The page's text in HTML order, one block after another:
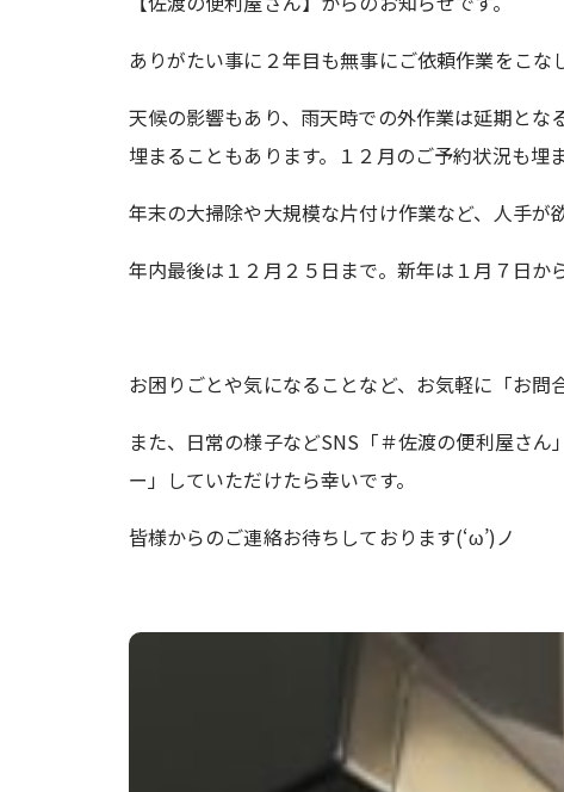
ありがたい事に２年目も無事にご依頼作業をこ
天候の影響もあり、雨天時での外作業は延期と
埋まることもあります。１２月のご予約状況も埋
年末の大掃除や大規模な片付け作業など、人手が
年内最後は１２月２５日まで。新年は１月７日から
お困りごとや気になることなど、お気軽に「お問
また、日常の様子などSNS「＃佐渡の便利屋さ
ー」していただけたら幸いです。
皆様からのご連絡お待ちしております(‘ω’)ノ